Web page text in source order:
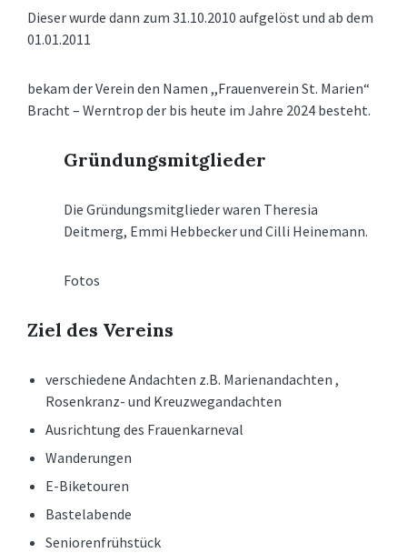
Dieser wurde dann zum 31.10.2010 aufgelöst und ab dem
01.01.2011
bekam der Verein den Namen ,,Frauenverein St. Marien“
Bracht – Werntrop der bis heute im Jahre 2024 besteht.
Gründungsmitglieder
Die Gründungsmitglieder waren Theresia
Deitmerg, Emmi Hebbecker und Cilli Heinemann.
Fotos
Ziel des Vereins
verschiedene Andachten z.B. Marienandachten ,
Rosenkranz- und Kreuzwegandachten
Ausrichtung des Frauenkarneval
Wanderungen
E-Biketouren
Bastelabende
Seniorenfrühstück